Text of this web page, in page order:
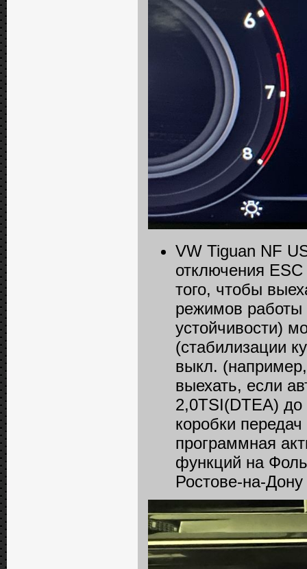
VW Tiguan NF
отключения
того, чтобы
режимов работы
устойчивости)
(стабилизации
выкл.
выехать, если
2,0TSI(DTEA)
коробки передач
программная
функций на
Ростове-на-Дону